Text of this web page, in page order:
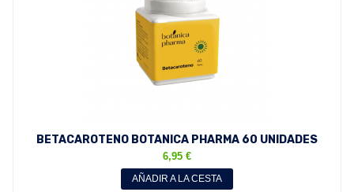
BETACAROTENO BOTANICA PHARMA 60 UNIDADES
ENVASE 2 MESES
6,95 €
AÑADIR A LA CESTA